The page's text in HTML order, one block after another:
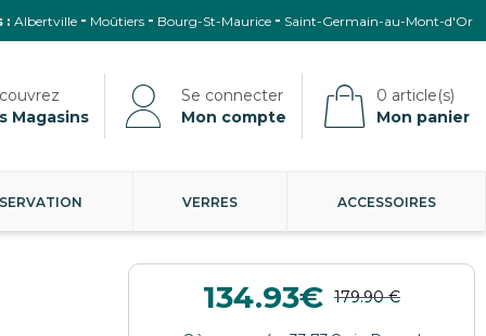
: Albertville Moûtiers Bourg-St-Maurice Saint-Germain-au-Mont-d'Or
Magasins Mon compte Mon panier
VERRES ACCESSOIRES
134.93